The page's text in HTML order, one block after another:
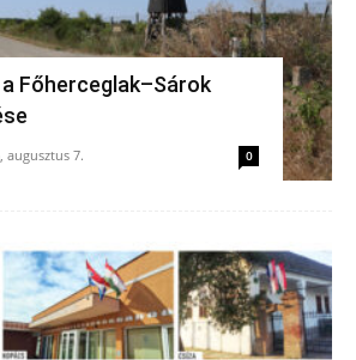
Főherceglak–Sárok
augusztus 7. 0